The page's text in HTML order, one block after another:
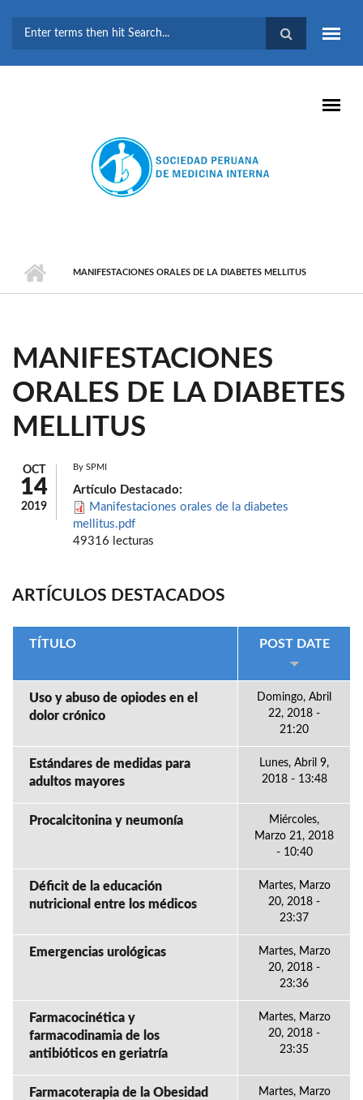
BÚSQUEDA
MANIFESTACIONES ORALES DE LA DIABETES MELLITUS
MANIFESTACIONES
ORALES DE LA DIABETES
MELLITUS
OCT
14
2019
By SPMI
Artículo Destacado:
Manifestaciones orales de la diabetes
mellitus.pdf
49316 lecturas
ARTÍCULOS DESTACADOS
TÍTULO POST DATE
Uso y abuso de opiodes en el
dolor crónico
Domingo, Abril
22, 2018 -
21:20
Estándares de medidas para
adultos mayores
Lunes, Abril 9,
2018 - 13:48
Procalcitonina y neumonía
Miércoles,
Marzo 21, 2018
- 10:40
Déficit de la educación
nutricional entre los médicos
Martes, Marzo
20, 2018 -
23:37
Emergencias urológicas
Martes, Marzo
20, 2018 -
23:36
Farmacocinética y
farmacodinamia de los
antibióticos en geriatría
Martes, Marzo
20, 2018 -
23:35
Farmacoterapia de la Obesidad
Martes, Marzo